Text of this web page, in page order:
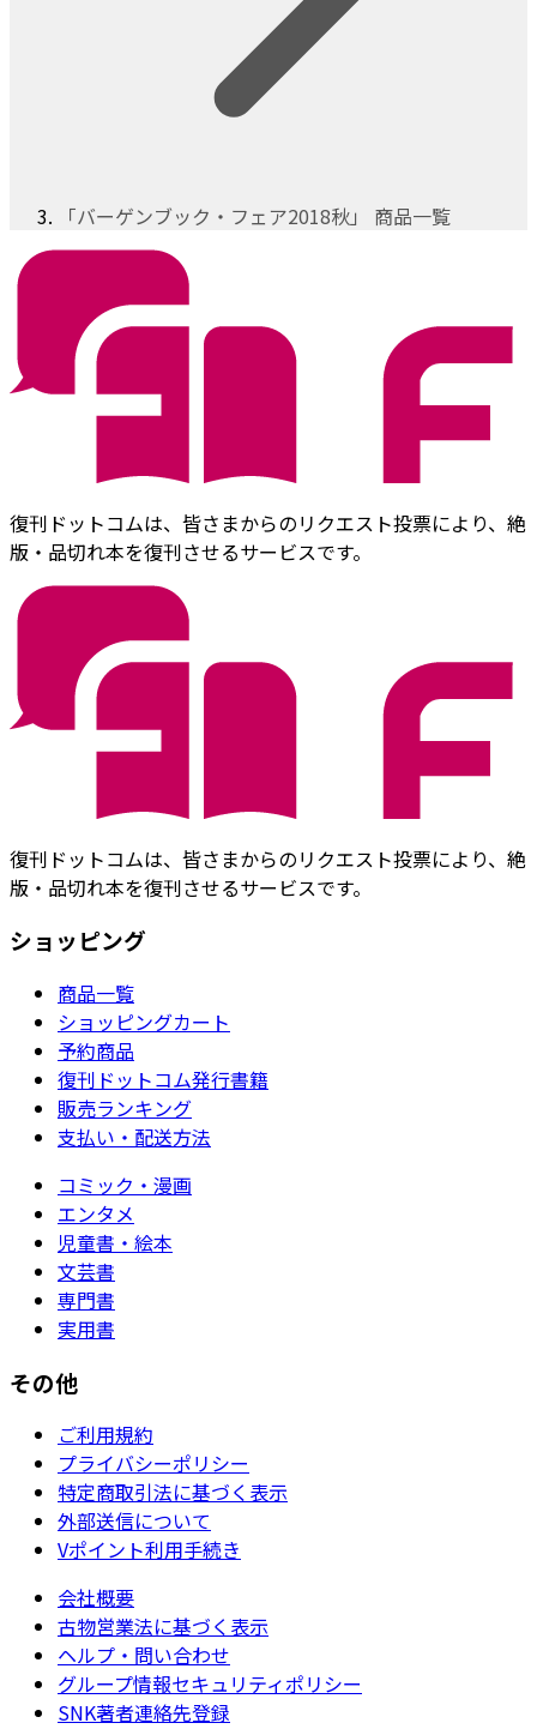
「バーゲンブック・フェア2018秋」 商品一覧
復刊ドットコムは、皆さまからのリクエスト投票により、絶
版・品切れ本を復刊させるサービスです。
復刊ドットコムは、皆さまからのリクエスト投票により、絶
版・品切れ本を復刊させるサービスです。
ショッピング
商品一覧
ショッピングカート
予約商品
復刊ドットコム発行書籍
販売ランキング
支払い・配送方法
コミック・漫画
エンタメ
児童書・絵本
文芸書
専門書
実用書
その他
ご利用規約
プライバシーポリシー
特定商取引法に基づく表示
外部送信について
Vポイント利用手続き
会社概要
古物営業法に基づく表示
ヘルプ・問い合わせ
グループ情報セキュリティポリシー
SNK著者連絡先登録